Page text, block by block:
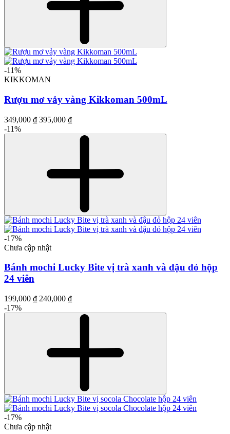
-11%
KIKKOMAN
Rượu mơ vảy vàng Kikkoman 500mL
349,000 ₫ 395,000 ₫
-11%
-17%
Chưa cập nhật
Bánh mochi Lucky Bite vị trà xanh và đậu đỏ hộp
24 viên
199,000 ₫ 240,000 ₫
-17%
-17%
Chưa cập nhật